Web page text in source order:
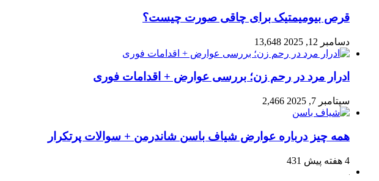
قرص بیومیمتیک برای چاقی صورت چیست؟
دسامبر 12, 2025 13,648
ادرار مرد در رحم زن؛ بررسی عوارض + اقدامات فوری
سپتامبر 7, 2025 2,466
همه چیز درباره عوارض شیاف باسن شاندرمن + سوالات پرتکرار
4 هفته پیش 431